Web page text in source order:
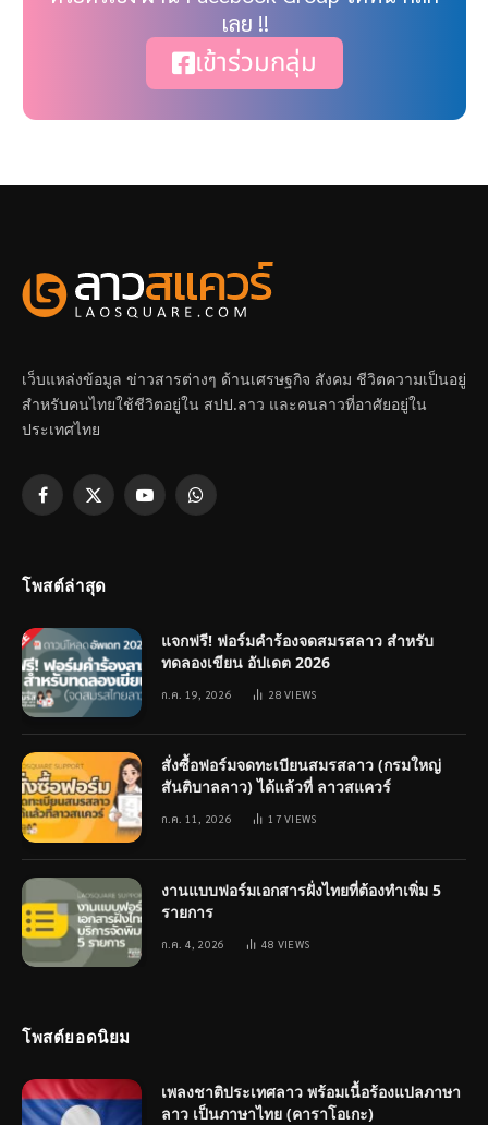
เลย !!
เข้าร่วมกลุ่ม
เว็บแหล่งข้อมูล ข่าวสารต่างๆ ด้านเศรษฐกิจ สังคม ชีวิตความเป็นอยู่
สำหรับคนไทยใช้ชีวิตอยู่ใน สปป.ลาว และคนลาวที่อาศัยอยู่ใน
ประเทศไทย
Facebook
X
YouTubeWhatsApp
โพสต์ล่าสุด
แจกฟรี! ฟอร์มคำร้องจดสมรสลาว สำหรับ
ทดลองเขียน อัปเดต 2026
ก.ค. 19, 2026 28VIEWS
สั่งซื้อฟอร์มจดทะเบียนสมรสลาว (กรมใหญ่
สันติบาลลาว) ได้แล้วที่ ลาวสแควร์
ก.ค. 11, 2026 17VIEWS
งานแบบฟอร์มเอกสารฝั่งไทยที่ต้องทำเพิ่ม 5
รายการ
ก.ค. 4, 2026 48 VIEWS
โพสต์ยอดนิยม
เพลงชาติประเทศลาว พร้อมเนื้อร้องแปลภาษา
ลาว เป็นภาษาไทย (คาราโอเกะ)